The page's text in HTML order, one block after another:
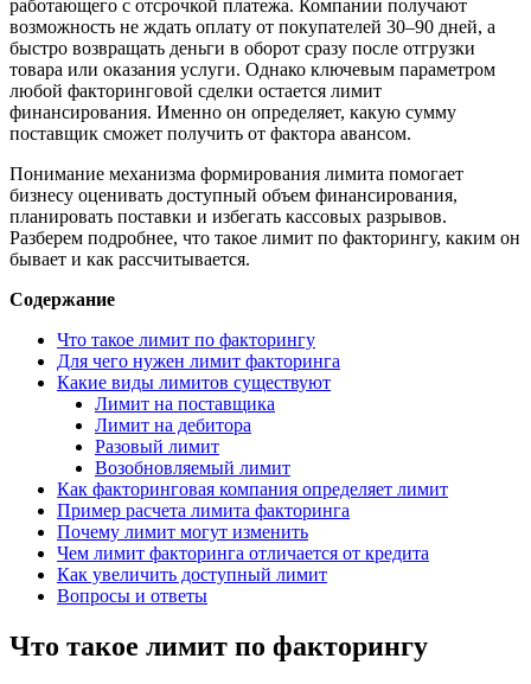
работающего с отсрочкой платежа. Компании получают
возможность не ждать оплату от покупателей 30–90 дней, а
быстро возвращать деньги в оборот сразу после отгрузки
товара или оказания услуги. Однако ключевым параметром
любой факторинговой сделки остается лимит
финансирования. Именно он определяет, какую сумму
поставщик сможет получить от фактора авансом.
Понимание механизма формирования лимита помогает
бизнесу оценивать доступный объем финансирования,
планировать поставки и избегать кассовых разрывов.
Разберем подробнее, что такое лимит по факторингу, каким он
бывает и как рассчитывается.
Содержание
Что такое лимит по факторингу
Для чего нужен лимит факторинга
Какие виды лимитов существуют
Лимит на поставщика
Лимит на дебитора
Разовый лимит
Возобновляемый лимит
Как факторинговая компания определяет лимит
Пример расчета лимита факторинга
Почему лимит могут изменить
Чем лимит факторинга отличается от кредита
Как увеличить доступный лимит
Вопросы и ответы
Что такое лимит по факторингу